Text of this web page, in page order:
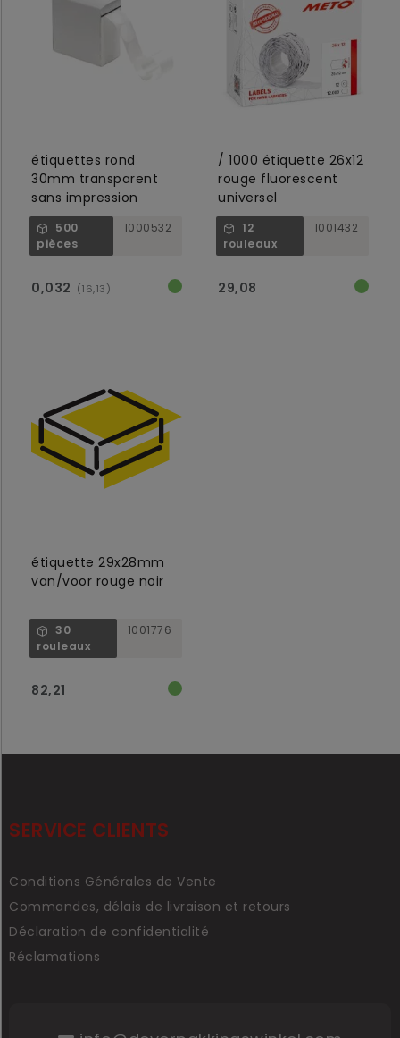
étiquettes rond
30mm transparent
sans impression
500
pièces
1000532
0,032 (16,13)
/ 1000 étiquette 26x12
rouge fluorescent
universel
12
rouleaux
1001432
29,08
étiquette 29x28mm
van/voor rouge noir
30
rouleaux
1001776
82,21
SERVICE CLIENTS
Conditions Générales de Vente
Commandes, délais de livraison et retours
Déclaration de confidentialité
Réclamations